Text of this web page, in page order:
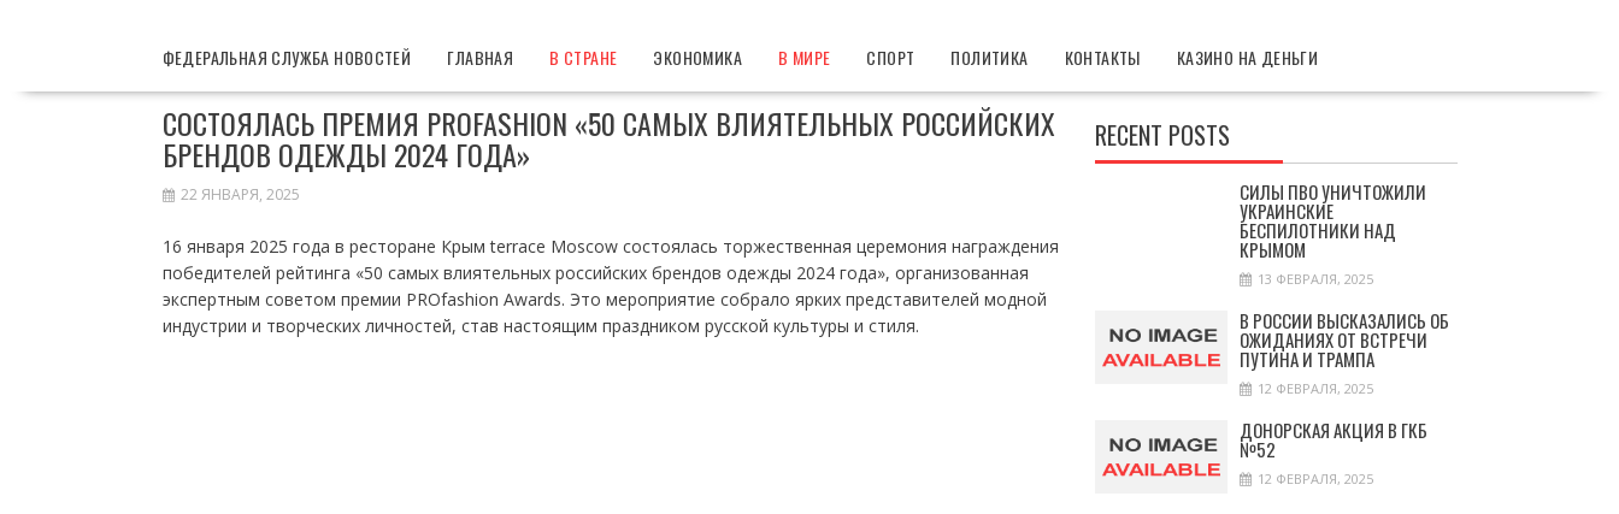
ФЕДЕРАЛЬНАЯ СЛУЖБА НОВОСТЕЙ ГЛАВНАЯ В СТРАНЕ ЭКОНОМИКА В МИРЕ СПОРТ ПОЛИТИКА КОНТАКТЫ КАЗИНО НА ДЕНЬГИ
СОСТОЯЛАСЬ ПРЕМИЯ PROFASHION «50 САМЫХ ВЛИЯТЕЛЬНЫХ РОССИЙСКИХ
БРЕНДОВ ОДЕЖДЫ 2024 ГОДА»
22 ЯНВАРЯ, 2025
16 января 2025 года в ресторане Крым terrace Moscow состоялась торжественная церемония награждения
победителей рейтинга «50 самых влиятельных российских брендов одежды 2024 года», организованная
экспертным советом премии PROfashion Awards. Это мероприятие собрало ярких представителей модной
индустрии и творческих личностей, став настоящим праздником русской культуры и стиля.
RECENT POSTS
СИЛЫ ПВО УНИЧТОЖИЛИ
УКРАИНСКИЕ
БЕСПИЛОТНИКИ НАД
КРЫМОМ
13 ФЕВРАЛЯ, 2025
В РОССИИ ВЫСКАЗАЛИСЬ ОБ
ОЖИДАНИЯХ ОТ ВСТРЕЧИ
ПУТИНА И ТРАМПА
12 ФЕВРАЛЯ, 2025
ДОНОРСКАЯ АКЦИЯ В ГКБ
№52
12 ФЕВРАЛЯ, 2025